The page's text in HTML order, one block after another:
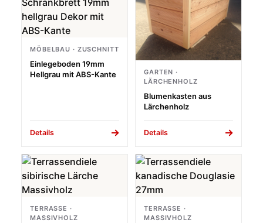
MÖBELBAU · ZUSCHNITT
Einlegeboden 19mm
Hellgrau mit ABS-Kante
Details
GARTEN ·
LÄRCHENHOLZ
Blumenkasten aus
Lärchenholz
Details
TERRASSE ·
MASSIVHOLZ
TERRASSE ·
MASSIVHOLZ